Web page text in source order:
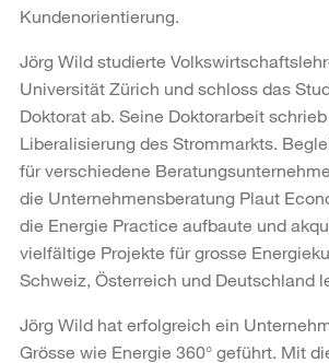
Kundenorientierung.
Jörg Wild studierte
Universität Zürich und schloss das
Doktorat ab. Seine Doktorarbeit
Liberalisierung des Strommarkts.
für verschiedene
die Unternehmensberatung Plaut
die Energie Practice aufbaute und
vielfältige Projekte für grosse
Schweiz, Österreich und Deutschland
Jörg Wild hat erfolgreich ein
Grösse wie Energie 360° geführt. Mit